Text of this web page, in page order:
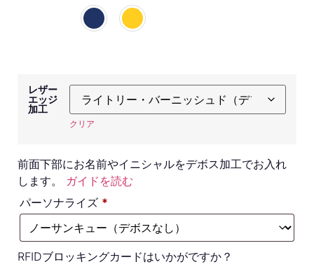
レザー
エッジ
加工
クリア
前面下部にお名前やイニシャルをデボス加工でお入れ
します。 ガイドを読む
パーソナライズ *
RFIDブロッキングカードはいかがですか？